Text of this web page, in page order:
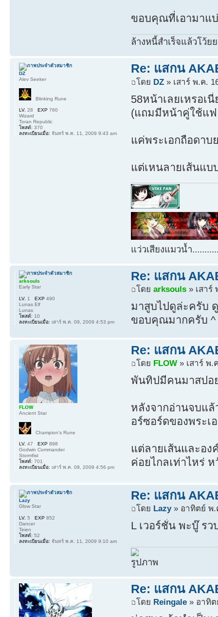
ขอบคุณที่เอามาแ
ล้างหนี้สำเร็จแล้วโว้ย
Re: แสกน
โดย DZ » เสาร์ พ.ค.
58หน้าเลยเหรอเนี่
(แถมมีหน้าคู่ใช้แฟ
แค่พระเอกถือดาบ
แต่เหนลายเส้นแบ
แว่วเสียงแมวน้ำ
DZ
Alev Seeker
Blinking Rune
LV. 28 EXP 760
Wizard
Toran Republic
โพสต์: 370
ลงทะเบียนเมื่อ: จันทร์ พ.ค. 11, 2009 9:43 am
Re: แสกน
โดยarksouls » เสาร์
มาสูบไปดูล่ะครับ
ขอบคุณมากครับ ^
arksouls
Early Star
LV. 1 EXP 490
Lunas Elf
Lunas
โพสต์: 10
ลงทะเบียนเมื่อ: เสาร์ พ.ค. 09, 2009 4:53 pm
Re: แสกน
โดย FLOW » เสาร์ พ.
พันทิปมีคนมาสปอ
หลังจากอ่านจบแล้
อร์ซอร์ดของพระเ
แต่ลายเส้นและอง
ค่อยไกลเท่าไหร่
FLOW
Ancient Star
Champion's Rune
LV. 47 EXP 898
Godwin Commander
Stormfist
โพสต์: 701
ลงทะเบียนเมื่อ: เสาร์ พ.ค. 09, 2009 4:56 pm
Re: แสกน
โดย Lazy» อาทิตย์ พ.
L เวอร์ชั่น พะบู๊ ร
Lazy
Glow Star
LV. 5 EXP 852
Dancer
Teien
โพสต์: 52
ลงทะเบียนเมื่อ: จันทร์ พ.ค. 11, 2009 9:10 am
Re: แสกน
โดย Reingale » อาทิต